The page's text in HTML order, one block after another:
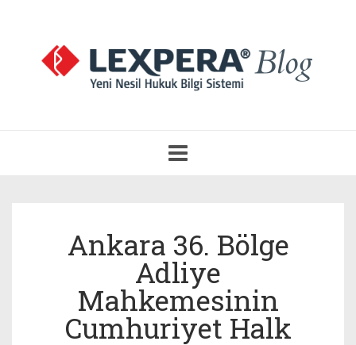
Aç
Ankara 36. Bölge
Adliye
Mahkemesinin
Cumhuriyet Halk